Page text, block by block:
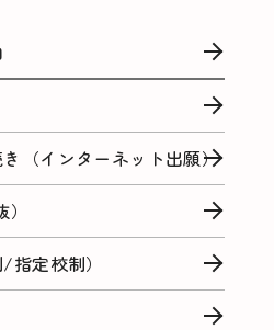
（インターネット出願）
定校制）